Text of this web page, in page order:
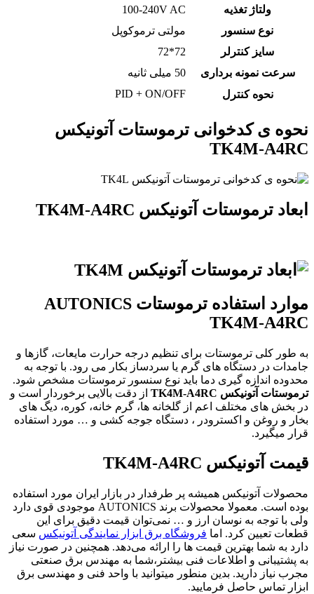
ولتاژ تغذیه
100-240V AC
نوع سنسور
مولتی ترموکوپل
سایز کنترلر
72*72
سرعت نمونه برداری
50 میلی ثانیه
نحوه کنترل
PID + ON/OFF
نحوه ی کدخوانی ترموستات آتونیکس
TK4M-A4RC
ابعاد ترموستات آتونیکس TK4M-A4RC
موارد استفاده ترموستات AUTONICS
TK4M-A4RC
به طور کلی ترموستات برای تنظیم درجه حرارت مایعات، گازها و
جامدات در دستگاه های گرم یا سردساز بکار می رود. با توجه به
محدوده اندازه گیری دما باید نوع سنسور ترموستات مشخص شود.
ترموستات آتونیکس TK4M-A4RC
از دقت بالایی برخوردار است و
در بخش های مختلف اعم از گلخانه ها، گرم خانه، کوره، دیگ های
بخار و روغن و اکسترودر ، دستگاه جوجه کشی و … مورد استفاده
قرار میگیرد.
قیمت آتونیکس TK4M-A4RC
محصولات آتونیکس همیشه پر طرفدار در بازار ایران مورد استفاده
بوده است. معمولا محصولات برند AUTONICS موجودی قوی دارد
ولی با توجه به نوسان ارز و … نمی‌توان قیمت دقیق برای این
قطعات تعیین کرد. اما فروشگاه برق ابزار نمایندگی آتونیکس سعی
دارد به شما بهترین قیمت ها را ارائه می‌دهد. همچنین در صورت نیاز
به پشتیبانی و اطلاعات فنی بیشتر،شما به مهندس برق صنعتی
مجرب نیاز دارید. بدین منطور میتوانید با واحد فنی و مهندسی برق
ابزار تماس حاصل فرمایید.